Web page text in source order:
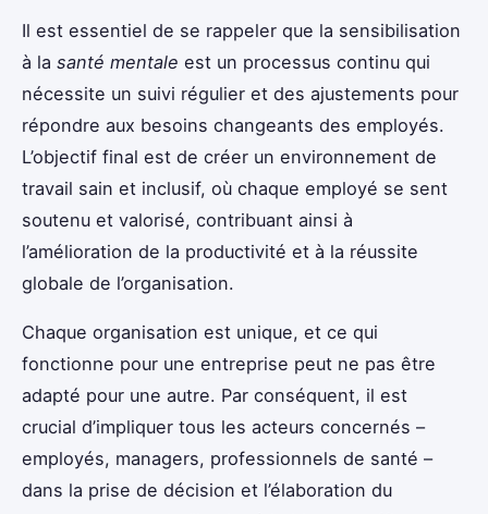
Il est essentiel de se rappeler que la sensibilisation
à la santé mentale est un processus continu qui
nécessite un suivi régulier et des ajustements pour
répondre aux besoins changeants des employés.
L’objectif final est de créer un environnement de
travail sain et inclusif, où chaque employé se sent
soutenu et valorisé, contribuant ainsi à
l’amélioration de la productivité et à la réussite
globale de l’organisation.
Chaque organisation est unique, et ce qui
fonctionne pour une entreprise peut ne pas être
adapté pour une autre. Par conséquent, il est
crucial d’impliquer tous les acteurs concernés –
employés, managers, professionnels de santé –
dans la prise de décision et l’élaboration du